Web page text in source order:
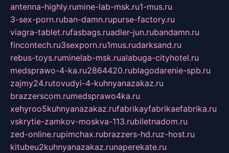
antenna-highly.rumine-lab-msk.ru1-mus.ru
3-sex-porn.ruban-damn.rupurse-factory.ru
viagra-tablet.rufasbags.ruadler-jun.rubandamn.ru
fincontech.ru3sexporn.ru1mus.rudarksand.ru
rebus-toys.ruminelab-msk.rualabuga-cityhotel.ru
medsprawo-4-ka.ru2864420.rublagodarenie-spb.ru
zajmy24.rutovudyi-4-kuhnyanazakaz.ru
brazzerscom.rumedsprawo4ka.ru
xehyroo5kuhnyanazakaz.rufabrikayfabrikaefabrika.ru
vskrytie-zamkov-moskva-113.rubiletnadom.ru
zed-online.rupimchax.rubrazzers-hd.ruz-host.ru
kitubeu2kuhnyanazakaz.runaperekate.ru